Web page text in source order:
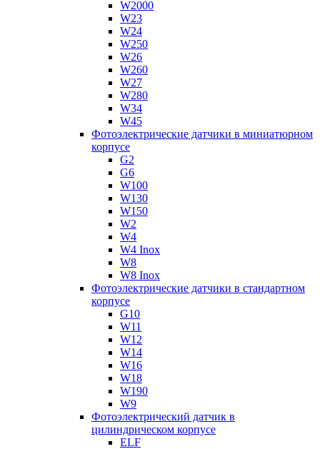
W2000
W23
W24
W250
W26
W260
W27
W280
W34
W45
Фотоэлектрические датчики в миниатюрном
корпусе
G2
G6
W100
W130
W150
W2
W4
W4 Inox
W8
W8 Inox
Фотоэлектрические датчики в стандартном
корпусе
G10
W11
W12
W14
W16
W18
W190
W9
Фотоэлектрический датчик в
цилиндрическом корпусе
ELF